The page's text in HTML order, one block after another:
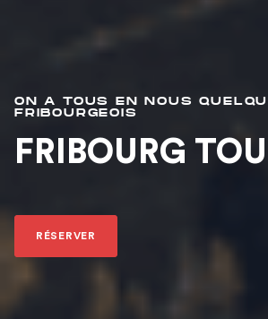
ON A TOUS EN NOUS
FRIBOURGEOIS
FRIBOURG
RÉSERVER